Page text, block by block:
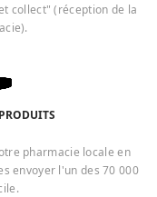
collect" (réception de la
pharmacie locale en
envoyer l'un des 70 000